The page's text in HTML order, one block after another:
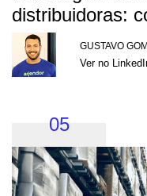
distribuidoras:
GUSTAVO
Ver no
05